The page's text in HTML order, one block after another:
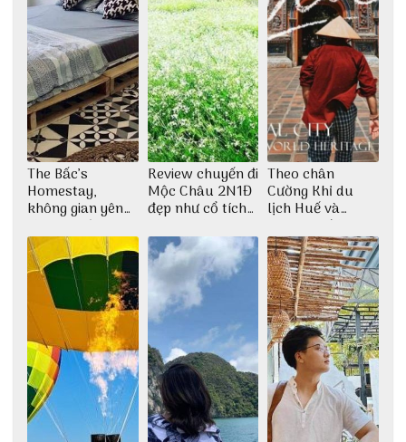
The Bấc’s
Homestay,
không gian yên
bình tại Hòn Sơn
Review chuyến đi
Mộc Châu 2N1Đ
đẹp như cổ tích
Thu Hà
Theo chân
Cường Khỉ du
lịch Huế và
check-in đúng
những góc chụp
đẹp